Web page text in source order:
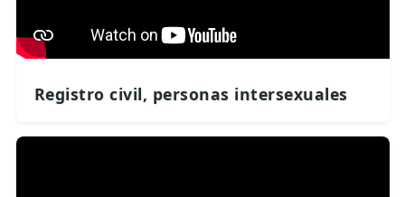
Registro civil, personas intersexuales